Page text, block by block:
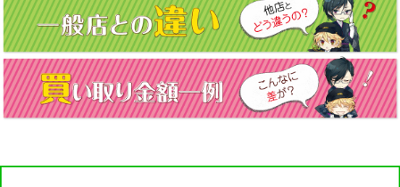
ー
シ
ョ
ン